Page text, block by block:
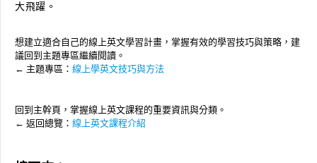
大飛躍。
想建立適合自己的線上英文學習計畫，掌握有效的學習技巧與策略，建
議回到主題專區繼續閱讀。
← 主題專區： 線上學英文技巧與方法
回到主幹頁，掌握線上英文課程的重要資訊與分類。
← 返回總覽： 線上英文課程介紹